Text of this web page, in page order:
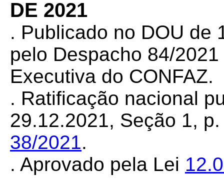
DE 2021
. Publicado no DOU de
pelo Despacho 84/
Executiva do CONFAZ.
. Ratificação nacional
29.12.2021, Seção 1,
38/2021.
. Aprovado pela Lei